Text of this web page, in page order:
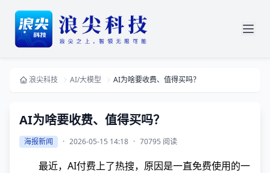
浪尖科技 AI/大模型 AI为啥要收费、值得买吗？
AI为啥要收费、值得买吗？
海报新闻 · 2026-05-15 14:18 · 70795 阅读
最近，AI付费上了热搜，原因是一直免费使用的一